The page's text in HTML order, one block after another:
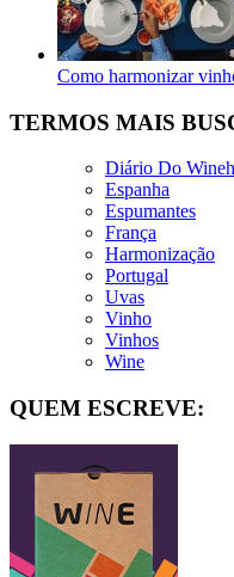
Como harmonizar
TERMOS MAIS
Diário Do
Espanha
Espumantes
França
Harmonização
Portugal
Uvas
Vinho
Vinhos
Wine
QUEM ESCREVE: